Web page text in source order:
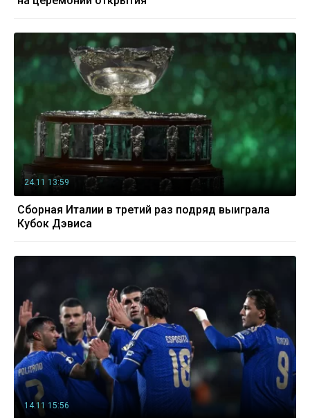
24.11 13:59
Сборная Италии в третий раз подряд выиграла
Кубок Дэвиса
14.11 15:56